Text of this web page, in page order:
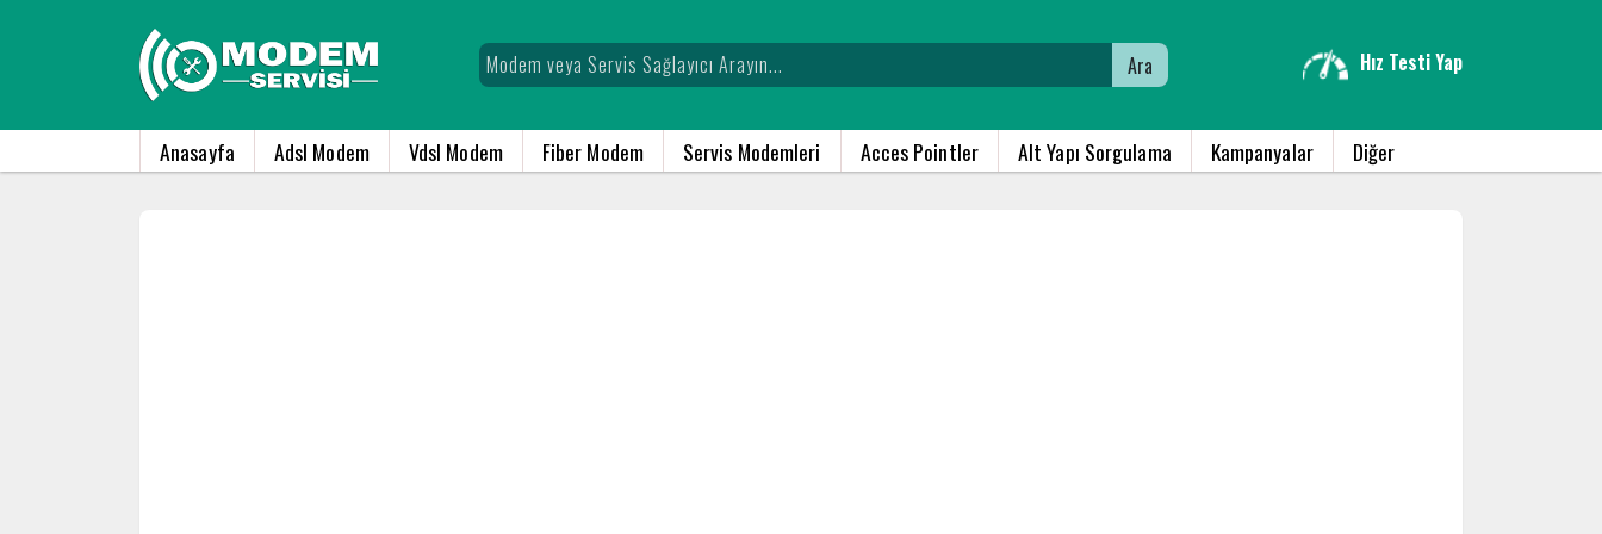
Ara Hız Testi Yap
Anasayfa Adsl Modem Vdsl Modem Fiber Modem Servis Modemleri Acces Pointler Alt Yapı Sorgulama Kampanyalar Diğer